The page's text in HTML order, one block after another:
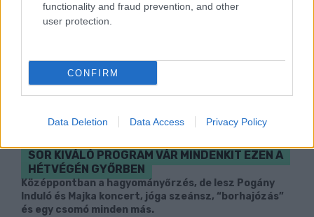
functionality and fraud prevention, and other
user protection.
CONFIRM
Data Deletion Data Access Privacy Policy
SOR KIVÁLÓ PROGRAM VÁR MINDENKIT EZEN A
HÉTVÉGÉN GYŐRBEN
Középpontban a hagyományőrzés, de lesz Pogány
Induló és Majka koncert, jóga szeánsz, “borhajózás”
és egy csomó minden más.